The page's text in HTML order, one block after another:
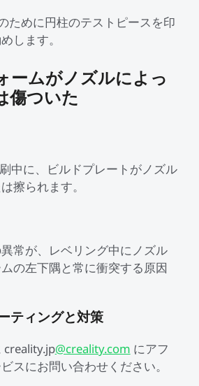
ために円柱のテストピースを印
します。
ームがノズルによっ
傷ついた
中に、ビルドプレートがノズル
擦られます。
常が、レベリング中にノズル
の左下隅と常に衝突する原因
ティングと対策
creality.jp@creality.com にアフ
スにお問い合わせください。